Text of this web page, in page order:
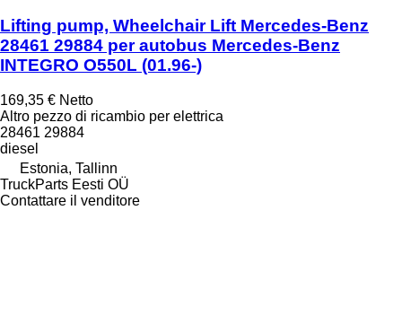
Lifting pump, Wheelchair Lift Mercedes-Benz
28461 29884 per autobus Mercedes-Benz
INTEGRO O550L (01.96-)
169,35 € Netto
Altro pezzo di ricambio per elettrica
28461 29884
diesel
Estonia, Tallinn
TruckParts Eesti OÜ
Contattare il venditore